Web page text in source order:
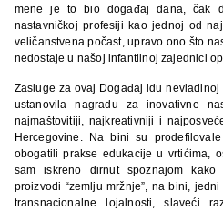
mene je to bio događaj dana, čak
nastavničkoj profesiji kao jednoj od
veličanstvena počast, upravo ono što
nedostaje u našoj infantilnoj zajednici
Zasluge za ovaj Događaj idu nevladinoj
ustanovila nagradu za inovativne
najmaštovitiji, najkreativniji i
Hercegovine. Na bini su
obogatili prakse edukacije u vrtićima,
sam iskreno dirnut spoznajom kako
proizvodi “zemlju mržnje”, na bini,
transnacionalne lojalnosti, slaveći